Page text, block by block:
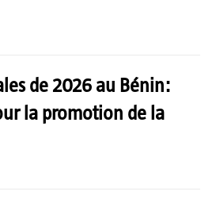
de 2026 au Bénin:
la promotion de la